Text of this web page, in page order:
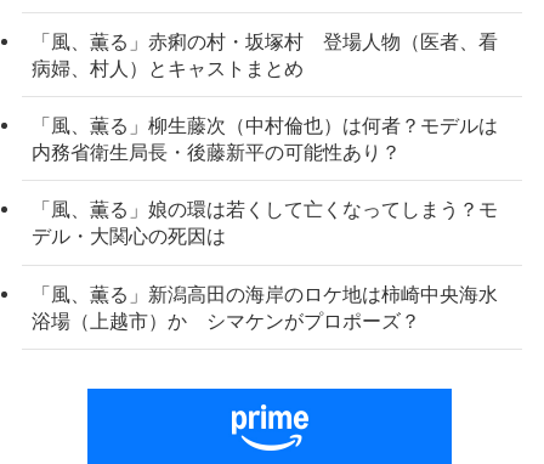
「風、薫る」赤痢の村・坂塚村 登場人物（医者、看
病婦、村人）とキャストまとめ
「風、薫る」柳生藤次（中村倫也）は何者？モデルは
内務省衛生局長・後藤新平の可能性あり？
「風、薫る」娘の環は若くして亡くなってしまう？モ
デル・大関心の死因は
「風、薫る」新潟高田の海岸のロケ地は柿崎中央海水
浴場（上越市）か シマケンがプロポーズ？